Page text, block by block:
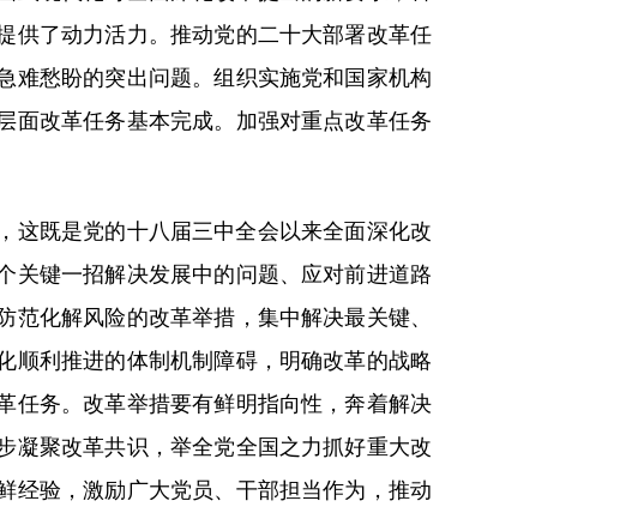
供了动力活力。推动党的二十大部署改革任
难愁盼的突出问题。组织实施党和国家机构
面改革任务基本完成。加强对重点改革任务
既是党的十八届三中全会以来全面深化改
关键一招解决发展中的问题、应对前进道路
范化解风险的改革举措，集中解决最关键、
顺利推进的体制机制障碍，明确改革的战略
任务。改革举措要有鲜明指向性，奔着解决
凝聚改革共识，举全党全国之力抓好重大改
经验，激励广大党员、干部担当作为，推动